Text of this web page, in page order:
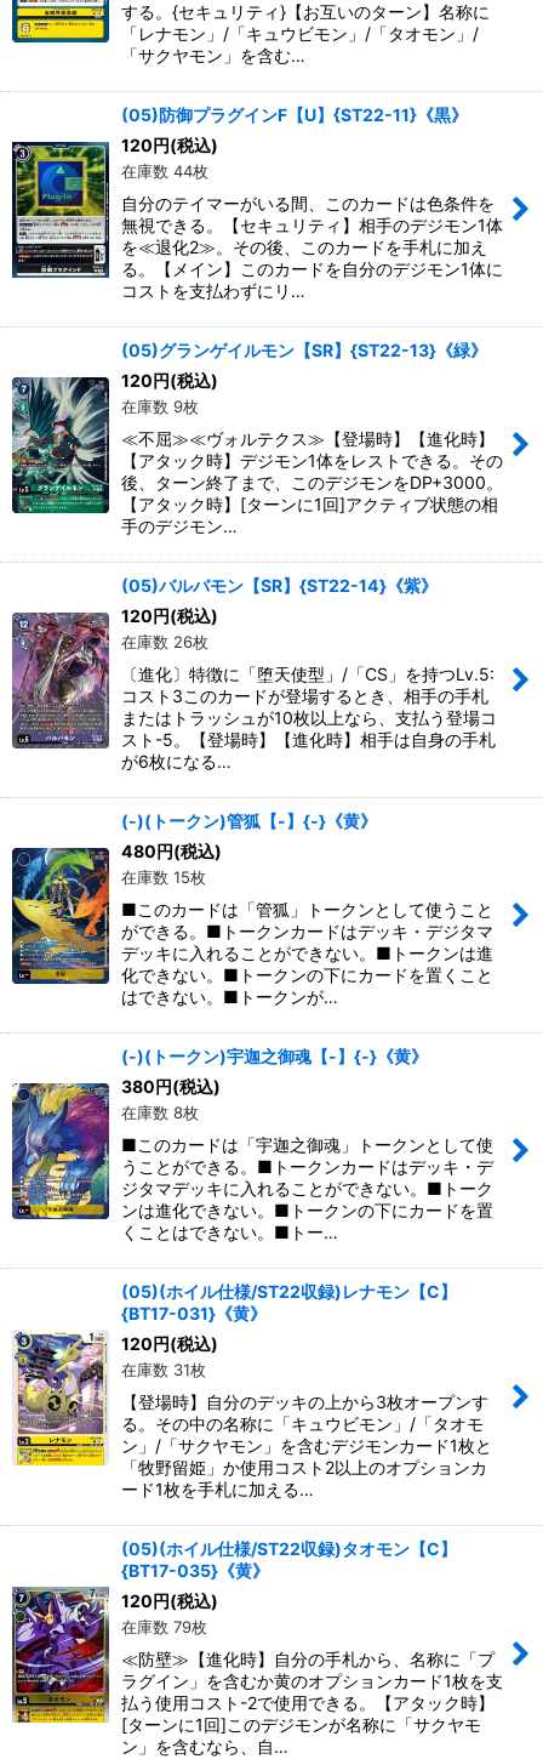
する。{セキュリティ}【お互いのターン】名称に
「レナモン」/「キュウビモン」/「タオモン」/
「サクヤモン」を含む…
(05)防御プラグインF【U】{ST22-11}《黒》
120 円(税込)
在庫数 44枚
自分のテイマーがいる間、このカードは色条件を
無視できる。【セキュリティ】相手のデジモン1体
を≪退化2≫。その後、このカードを手札に加え
る。【メイン】このカードを自分のデジモン1体に
コストを支払わずにリ…
(05)グランゲイルモン【SR】{ST22-13}《緑》
120 円(税込)
在庫数 9枚
≪不屈≫≪ヴォルテクス≫【登場時】【進化時】
【アタック時】デジモン1体をレストできる。その
後、ターン終了まで、このデジモンをDP+3000。
【アタック時】[ターンに1回]アクティブ状態の相
手のデジモン…
(05)バルバモン【SR】{ST22-14}《紫》
120 円(税込)
在庫数 26枚
〔進化〕特徴に「堕天使型」/「CS」を持つLv.5:
コスト3このカードが登場するとき、相手の手札
またはトラッシュが10枚以上なら、支払う登場コ
スト-5。【登場時】【進化時】相手は自身の手札
が6枚になる…
(-)(トークン)管狐【-】{-}《黄》
480 円(税込)
在庫数 15枚
■このカードは「管狐」トークンとして使うこと
ができる。■トークンカードはデッキ・デジタマ
デッキに入れることができない。■トークンは進
化できない。■トークンの下にカードを置くこと
はできない。■トークンが…
(-)(トークン)宇迦之御魂【-】{-}《黄》
380 円(税込)
在庫数 8枚
■このカードは「宇迦之御魂」トークンとして使
うことができる。■トークンカードはデッキ・デ
ジタマデッキに入れることができない。■トーク
ンは進化できない。■トークンの下にカードを置
くことはできない。■トー…
(05)(ホイル仕様/ST22収録)レナモン【C】
{BT17-031}《黄》
120 円(税込)
在庫数 31枚
【登場時】自分のデッキの上から3枚オープンす
る。その中の名称に「キュウビモン」/「タオモ
ン」/「サクヤモン」を含むデジモンカード1枚と
「牧野留姫」か使用コスト2以上のオプションカ
ード1枚を手札に加える…
(05)(ホイル仕様/ST22収録)タオモン【C】
{BT17-035}《黄》
120 円(税込)
在庫数 79枚
≪防壁≫【進化時】自分の手札から、名称に「プ
ラグイン」を含むか黄のオプションカード1枚を支
払う使用コスト-2で使用できる。【アタック時】
[ターンに1回]このデジモンが名称に「サクヤモ
ン」を含むなら、自…